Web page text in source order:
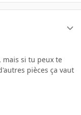
mais si tu peux te
pièces ça vaut